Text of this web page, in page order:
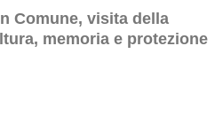
Comune, visita della
memoria e protezione